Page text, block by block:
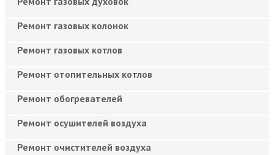
Ремонт газовых колонок
Ремонт газовых котлов
Ремонт отопительных котлов
Ремонт обогревателей
Ремонт осушителей воздуха
Ремонт очистителей воздуха